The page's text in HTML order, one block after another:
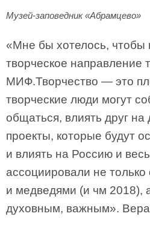
Музей-заповедник «Абрамцево»
«Мне бы хотелось, чтобы
творческое направление
МИФ.Творчество — это
творческие люди могут
общаться, влиять друг на
проекты, которые будут
и влиять на Россию и
ассоциировали не только
и медведями (и чм 2018),
духовным, важным».